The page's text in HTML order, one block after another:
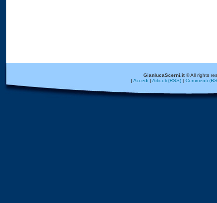
GianlucaScerni.it© All rights
| Accedi| Articoli (RSS)| Commenti